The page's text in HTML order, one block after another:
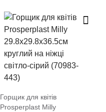
Горщик для квітів
Prosperplast Milly